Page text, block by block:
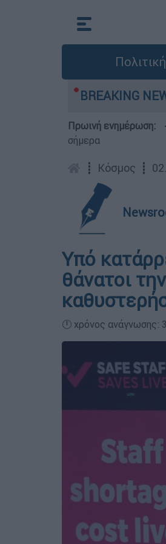
Πολιτική
BREAKING
οι δύο
Πρωινή ενημέρωση:
σήμερα
┋ Κόσμος ┋
Υπό
θάνατοι
🕛 χρόνος ανάγνωσης: